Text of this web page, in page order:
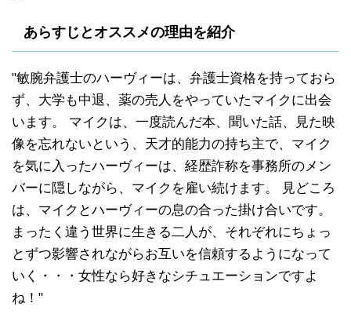
あらすじとオススメの理由を紹介
"敏腕弁護士のハーヴィーは、弁護士資格を持っておら
ず、大学も中退、薬の売人をやっていたマイクに出会
います。 マイクは、一度読んだ本、聞いた話、見た映
像を忘れないという、天才的能力の持ち主で、マイク
を気に入ったハーヴィーは、経歴詐称を事務所のメン
バーに隠しながら、マイクを雇い続けます。 見どころ
は、マイクとハーヴィーの息の合った掛け合いです。
まったく違う世界に生きる二人が、それぞれにちょっ
とずつ影響されながらお互いを信頼するようになって
いく・・・女性なら好きなシチュエーションですよ
ね！"